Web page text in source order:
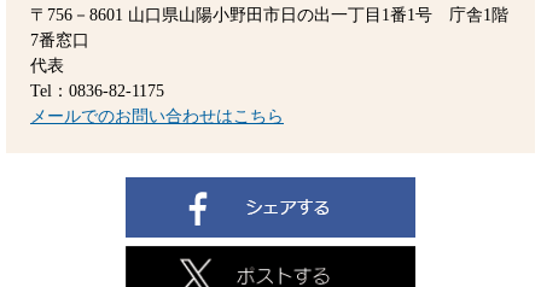
〒756－8601 山口県山陽小野田市日の出一丁目1番1号 庁舎1階
7番窓口
代表
Tel：0836-82-1175
メールでのお問い合わせはこちら